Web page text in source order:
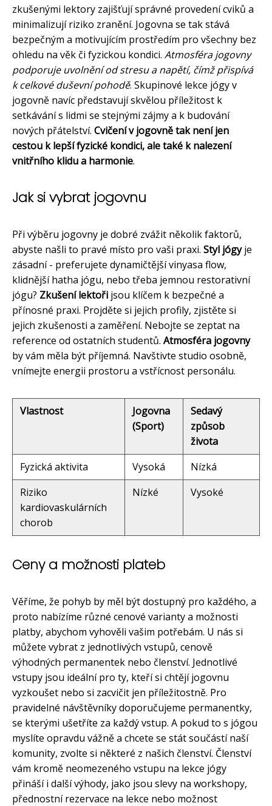
zkušenými lektory zajišťují správné provedení cviků a
minimalizují riziko zranění. Jogovna se tak stává
bezpečným a motivujícím prostředím pro všechny bez
ohledu na věk či fyzickou kondici. Atmosféra jogovny
podporuje uvolnění od stresu a napětí, čímž přispívá
k celkové duševní pohodě. Skupinové lekce jógy v
jogovně navíc představují skvělou příležitost k
setkávání s lidmi se stejnými zájmy a k budování
nových přátelství. Cvičení v jogovně tak není jen
cestou k lepší fyzické kondici, ale také k nalezení
vnitřního klidu a harmonie.
Jak si vybrat jogovnu
Při výběru jogovny je dobré zvážit několik faktorů,
abyste našli to pravé místo pro vaši praxi. Styl jógyje
zásadní - preferujete dynamičtější vinyasa flow,
klidnější hatha jógu, nebo třeba jemnou restorativní
jógu? Zkušení lektoři jsou klíčem k bezpečné a
přínosné praxi. Projděte si jejich profily, zjistěte si
jejich zkušenosti a zaměření. Nebojte se zeptat na
reference od ostatních studentů. Atmosféra jogovny
by vám měla být příjemná. Navštivte studio osobně,
vnímejte energii prostoru a vstřícnost personálu.
Vlastnost
Jogovna
(Sport)
Sedavý
způsob
života
Fyzická aktivita
Vysoká
Nízká
Riziko
kardiovaskulárních
chorob
Nízké Vysoké
Ceny a možnosti plateb
Věříme, že pohyb by měl být dostupný pro každého, a
proto nabízíme různé cenové varianty a možnosti
platby, abychom vyhověli vašim potřebám. U nás si
můžete vybrat z jednotlivých vstupů, cenově
výhodných permanentek nebo členství. Jednotlivé
vstupy jsou ideální pro ty, kteří si chtějí jogovnu
vyzkoušet nebo si zacvičit jen příležitostně. Pro
pravidelné návštěvníky doporučujeme permanentky,
se kterými ušetříte za každý vstup. A pokud to s jógou
myslíte opravdu vážně a chcete se stát součástí naší
komunity, zvolte si některé z našich členství. Členství
vám kromě neomezeného vstupu na lekce jógy
přináší i další výhody, jako jsou slevy na workshopy,
přednostní rezervace na lekce nebo možnost